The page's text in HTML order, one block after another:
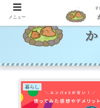
暮らし
メニュー